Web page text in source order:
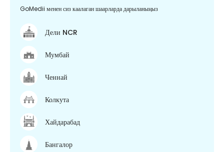
GoMedii менен сиз каалаган шаарларда дарыланыңыз
Дели NCR
Мумбай
Ченнай
Колкута
Хайдарабад
Бангалор